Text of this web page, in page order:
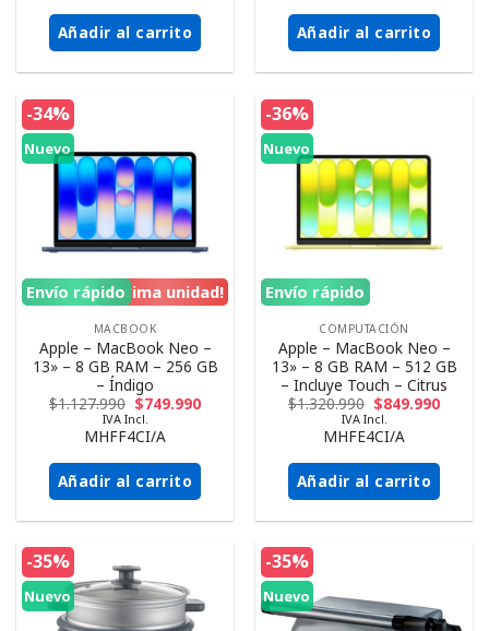
Añadir al carrito Añadir al carrito
-34%
Nuevo
¡Ultima unidad!
Envío rápido
MACBOOK
Apple – MacBook Neo –
13» – 8 GB RAM – 256 GB
– Índigo
$1.127.990 $749.990
IVA Incl.
MHFF4CI/A
Añadir al carrito
-36%
Nuevo
Envío rápido
COMPUTACIÓN
Apple – MacBook Neo –
13» – 8 GB RAM – 512 GB
– Incluye Touch – Citrus
$1.320.990 $849.990
IVA Incl.
MHFE4CI/A
Añadir al carrito
-35%
Nuevo
-35%
Nuevo